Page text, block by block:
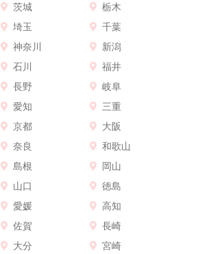
茨城
栃木
埼玉
千葉
神奈川
新潟
石川
福井
長野
岐阜
愛知
三重
京都
大阪
奈良
和歌山
島根
岡山
山口
徳島
愛媛
高知
佐賀
長崎
大分
宮崎